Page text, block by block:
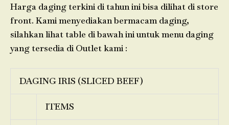
Harga daging terkini di tahun ini bisa dilihat di store
front. Kami menyediakan bermacam daging,
silahkan lihat table di bawah ini untuk menu daging
yang tersedia di Outlet kami :
DAGING IRIS (SLICED BEEF)
ITEMS